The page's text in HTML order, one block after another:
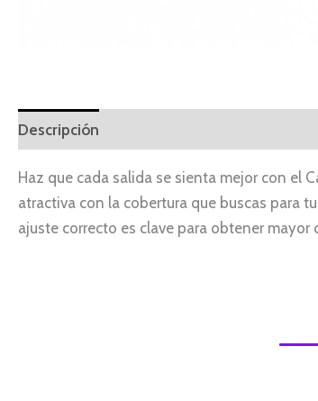
Descripción
Haz que cada salida se sienta mejor con el
atractiva con la cobertura que buscas para
ajuste correcto es clave para obtener mayor